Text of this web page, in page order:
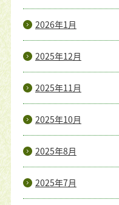
2026年1月
2025年12月
2025年11月
2025年10月
2025年8月
2025年7月